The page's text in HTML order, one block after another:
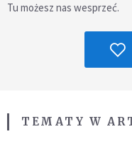
Tu możesz nas wesprzeć.
TEMATY W